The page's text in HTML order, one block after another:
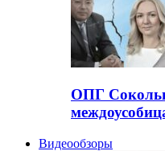
ОПГ
Видеообзоры